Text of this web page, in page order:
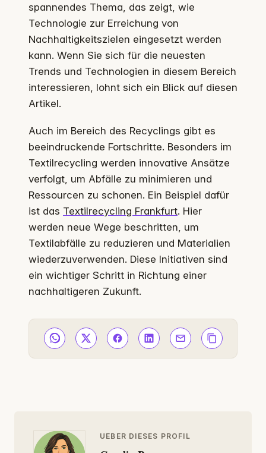
spannendes Thema, das zeigt, wie
Technologie zur Erreichung von
Nachhaltigkeitszielen eingesetzt werden
kann. Wenn Sie sich für die neuesten
Trends und Technologien in diesem Bereich
interessieren, lohnt sich ein Blick auf diesen
Artikel.
Auch im Bereich des Recyclings gibt es
beeindruckende Fortschritte. Besonders im
Textilrecycling werden innovative Ansätze
verfolgt, um Abfälle zu minimieren und
Ressourcen zu schonen. Ein Beispiel dafür
ist das Textilrecycling Frankfurt. Hier
werden neue Wege beschritten, um
Textilabfälle zu reduzieren und Materialien
wiederzuverwenden. Diese Initiativen sind
ein wichtiger Schritt in Richtung einer
nachhaltigeren Zukunft.
UEBER DIESES PROFIL